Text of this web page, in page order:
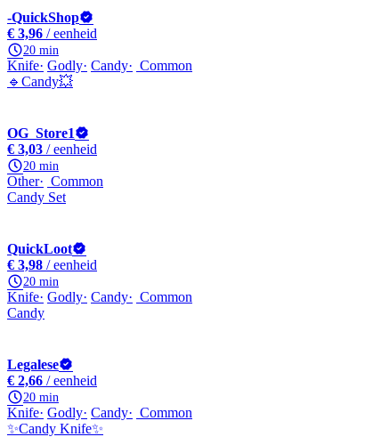
-QuickShop
€ 3,96 / eenheid
20 min
Knife Godly Candy
Common
🔹Candy💥
OG_Store1
€ 3,03 / eenheid
20 min
Other
Common
Candy Set
QuickLoot
€ 3,98 / eenheid
20 min
Knife Godly Candy
Common
Candy
Legalese
€ 2,66 / eenheid
20 min
Knife Godly Candy
Common
✨Candy Knife✨